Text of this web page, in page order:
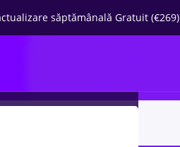
săptămânală Gratuit (€269)